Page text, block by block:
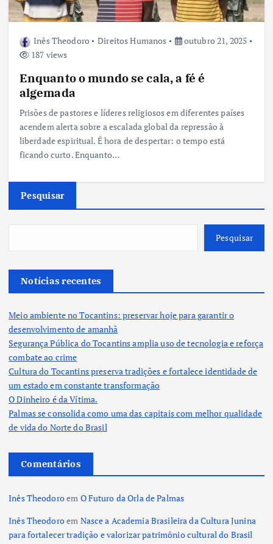
Inês Theodoro Direitos Humanos
outubro 21, 2025
187 views
Enquanto o mundo se cala, a fé é
algemada
Prisões de pastores e líderes religiosos em diferentes países
acendem alerta sobre a escalada global da repressão à
liberdade espiritual. É hora de despertar: o tempo está
ficando curto. Enquanto…
Pesquisar
Pesquisar
Notícias recentes
Meio ambiente no Tocantins: preservar hoje para garantir o
desenvolvimento de amanhã
Segurança Pública do Tocantins amplia uso de tecnologia e reforça
combate ao crime
Cultura do Tocantins preserva tradições e fortalece identidade de
um estado em constante transformação
O Dinheiro é da Vítima.
Palmas se consolida como uma das capitais com melhor qualidade
de vida do Norte do Brasil
Comentários
Inês Theodoroem O Futuro da Orla de Palmas
Inês Theodoroem Nasce a Academia Brasileira da Cultura Junina
para fortalecer tradição e valorizar patrimônio cultural do Brasil